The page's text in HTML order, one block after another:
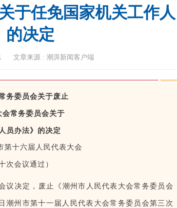
于任免国家机关工作人
的决定
文章来源 : 潮湃新闻客户端
务委员会关于废止
会常务委员会关于
员办法》的决定
第十六届人民代表大会
次会议通过）
议决定，废止《潮州市人民代表大会常务委员会
潮州市第十一届人民代表大会常务委员会第三次